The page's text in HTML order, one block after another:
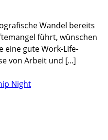
Wandel bereits
führt, wünschen
eine gute Work-Life-
von Arbeit und [...]
Night